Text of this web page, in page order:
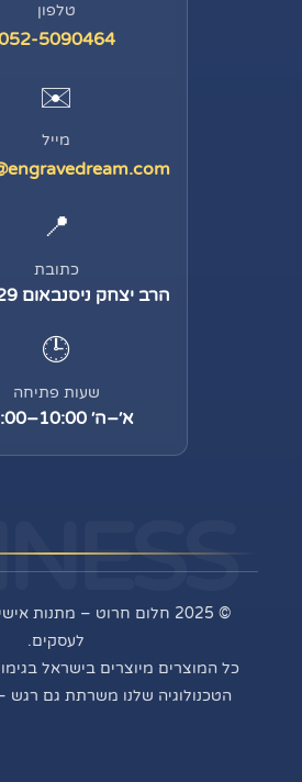
טלפון
5090464
✉️
מייל
📍
כתובת
הרב יצחק ניסנבאום 29, בת ים
🕒
שעות פתיחה
א׳–ה׳ 10:00–18:00
© 2025 חלום חרוט – מתנות
לעסקים.
כל המוצרים מיוצרים בישראל
הטכנולוגיה שלנו משרתת גם רגש